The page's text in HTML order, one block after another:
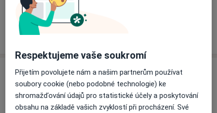
Služby a ceník služeb
Jak fungují ceny?
Adresa
Keepsmile s.r.o.
Koulova 1606/12, Praha 6-Dejvice, Praha 6, Praha
Respektujeme vaše soukromí
Přijetím povolujete nám a našim partnerům používat
soubory cookie (nebo podobné technologie) ke
shromažďování údajů pro statistické účely a poskytování
obsahu na základě vašich zvyklostí při procházení. Své